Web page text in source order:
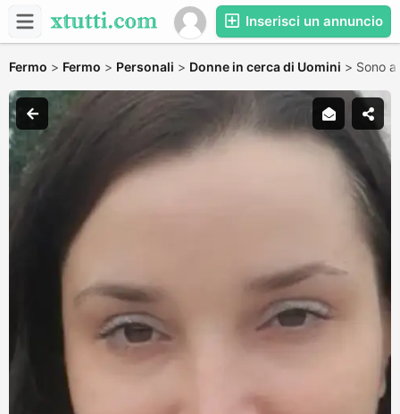
Inserisci un annuncio
Fermo > Fermo > Personali > Donne in cerca di Uomini > Sono